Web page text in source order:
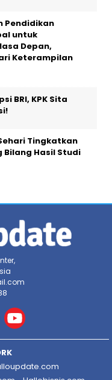
Pendidikan
untuk
Depan,
Keterampilan
BRI, KPK Sita
Tingkatkan
Bilang Hasil Studi